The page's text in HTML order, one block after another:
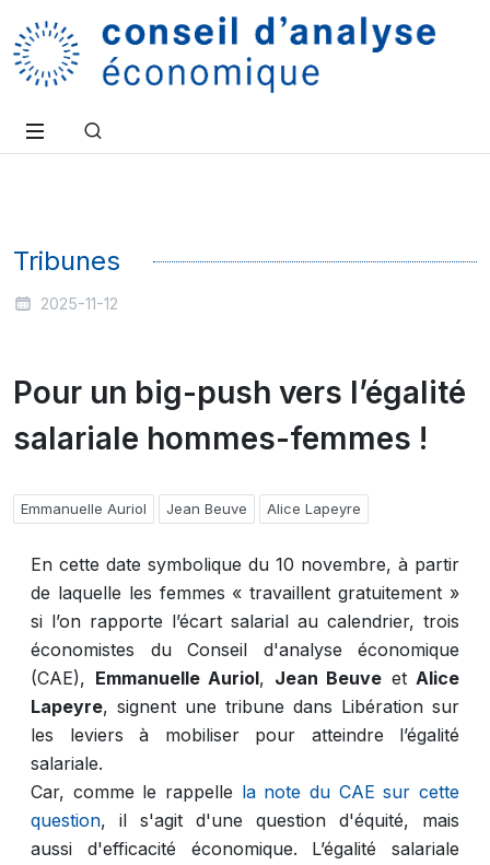
Tribunes
2025-11-12
Pour un big-push vers l’égalité
salariale hommes-femmes !
Emmanuelle Auriol Jean Beuve Alice Lapeyre
En cette date symbolique du 10 novembre, à partir
de laquelle les femmes « travaillent gratuitement »
si l’on rapporte l’écart salarial au calendrier, trois
économistes du Conseil d'analyse économique
(CAE), Emmanuelle Auriol, Jean Beuve et Alice
Lapeyre, signent une tribune dans Libération sur
les leviers à mobiliser pour atteindre l’égalité
salariale.
Car, comme le rappelle la note du CAE sur cette
question, il s'agit d'une question d'équité, mais
aussi d'efficacité économique. L’égalité salariale